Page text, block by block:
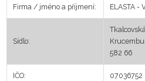
Firma / jméno a příjmení: ELASTA -
Sídlo:
582 66
IČO: 07036752